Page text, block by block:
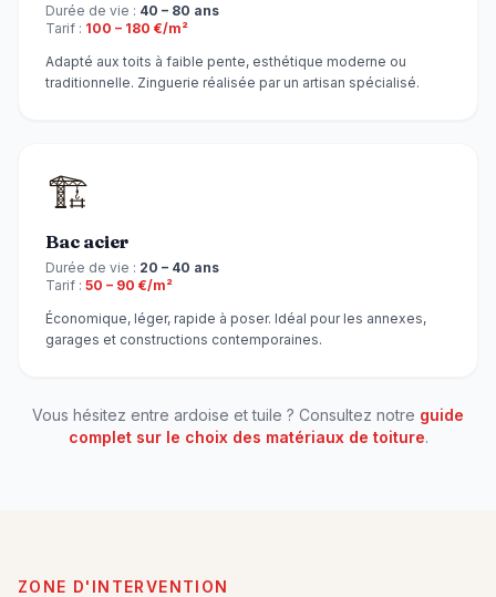
Durée de vie : 40 – 80 ans
Tarif : 100 – 180 €/m²
Adapté aux toits à faible pente, esthétique moderne ou
traditionnelle. Zinguerie réalisée par un artisan spécialisé.
🏗️
Bac acier
Durée de vie : 20 – 40 ans
Tarif : 50 – 90 €/m²
Économique, léger, rapide à poser. Idéal pour les annexes,
garages et constructions contemporaines.
Vous hésitez entre ardoise et tuile ? Consultez notre guide
complet sur le choix des matériaux de toiture.
ZONE D'INTERVENTION